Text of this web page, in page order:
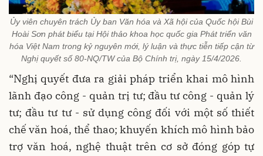
Ủy viên chuyên trách Ủy ban Văn hóa và Xã hội của Quốc hội Bùi
Hoài Sơn phát biểu tại Hội thảo khoa học quốc gia Phát triển văn
hóa Việt Nam trong kỷ nguyên mới, lý luận và thực tiễn tiếp cận từ
Nghị quyết số 80-NQ/TW của Bộ Chính trị, ngày 15/4/2026.
“Nghị quyết đưa ra giải pháp triển khai mô hình
lãnh đạo công - quản trị tư; đầu tư công - quản lý
tư; đầu tư tư - sử dụng công đối với một số thiết
chế văn hoá, thể thao; khuyến khích mô hình bảo
trợ văn hoá, nghệ thuật trên cơ sở đóng góp tự